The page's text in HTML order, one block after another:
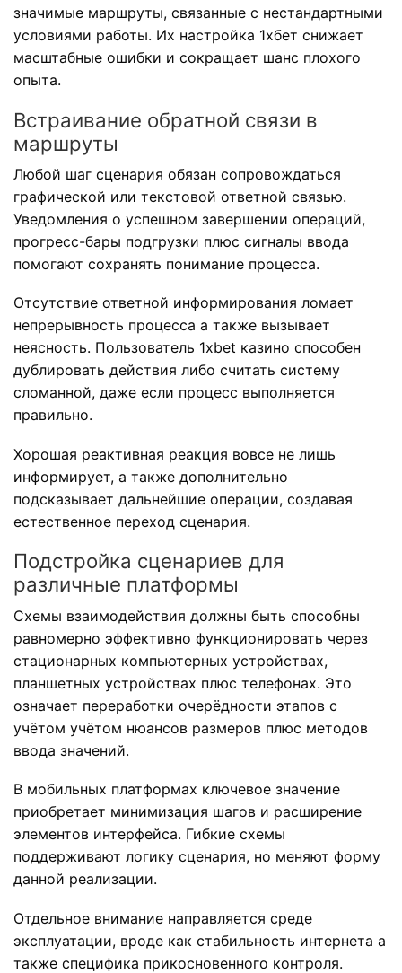
значимые маршруты, связанные с нестандартными
условиями работы. Их настройка 1хбет снижает
масштабные ошибки и сокращает шанс плохого
опыта.
Встраивание обратной связи в
маршруты
Любой шаг сценария обязан сопровождаться
графической или текстовой ответной связью.
Уведомления о успешном завершении операций,
прогресс-бары подгрузки плюс сигналы ввода
помогают сохранять понимание процесса.
Отсутствие ответной информирования ломает
непрерывность процесса а также вызывает
неясность. Пользователь 1xbet казино способен
дублировать действия либо считать систему
сломанной, даже если процесс выполняется
правильно.
Хорошая реактивная реакция вовсе не лишь
информирует, а также дополнительно
подсказывает дальнейшие операции, создавая
естественное переход сценария.
Подстройка сценариев для
различные платформы
Схемы взаимодействия должны быть способны
равномерно эффективно функционировать через
стационарных компьютерных устройствах,
планшетных устройствах плюс телефонах. Это
означает переработки очерёдности этапов с
учётом учётом нюансов размеров плюс методов
ввода значений.
В мобильных платформах ключевое значение
приобретает минимизация шагов и расширение
элементов интерфейса. Гибкие схемы
поддерживают логику сценария, но меняют форму
данной реализации.
Отдельное внимание направляется среде
эксплуатации, вроде как стабильность интернета а
также специфика прикосновенного контроля.